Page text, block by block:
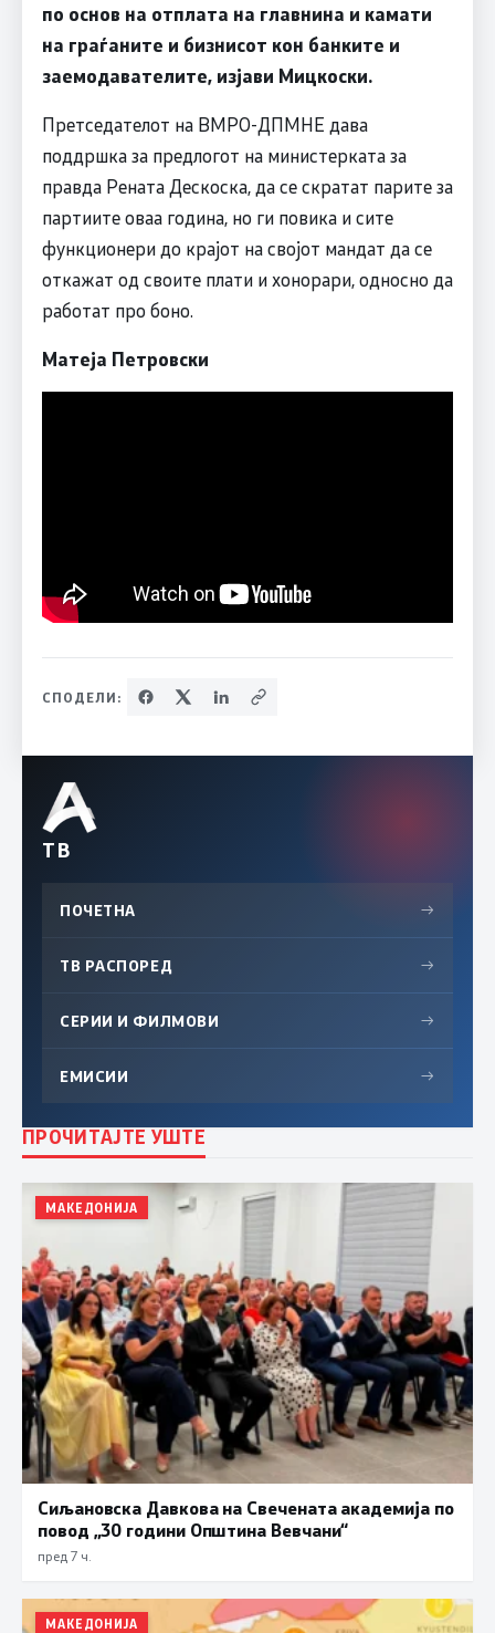
по основ на отплата на главнина и камати
на граѓаните и бизнисот кон банките и
заемодавателите, изјави Мицкоски.
Претседателот на ВМРО-ДПМНЕ дава
поддршка за предлогот на министерката за
правда Рената Дескоска, да се скратат парите за
партиите оваа година, но ги повика и сите
функционери до крајот на својот мандат да се
откажат од своите плати и хонорари, односно да
работат про боно.
Матеја Петровски
СПОДЕЛИ:
ТВ
ПОЧЕТНА →
ТВ РАСПОРЕД →
СЕРИИ И ФИЛМОВИ →
ЕМИСИИ →
ПРОЧИТАЈТЕ УШТЕ
МАКЕДОНИЈА
Сиљановска Давкова на Свечената академија по
повод „30 години Општина Вевчани“
пред 7 ч.
МАКЕДОНИЈА